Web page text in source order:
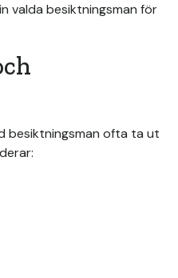
valda besiktningsman för
besiktningsman ofta ta ut